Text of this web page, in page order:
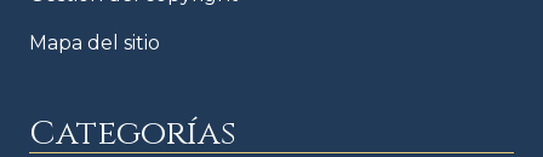
Mapa del sitio
Categorías